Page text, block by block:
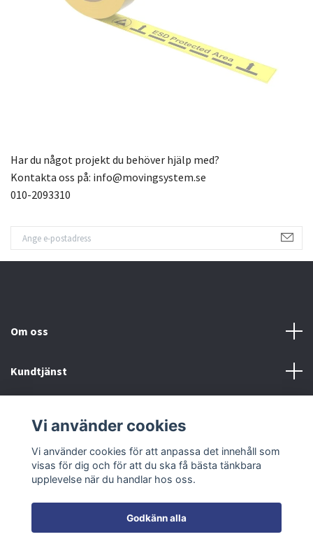
Har du något projekt du behöver hjälp med?
Kontakta oss på: info@movingsystem.se
010-2093310
Om oss
Kundtjänst
Sociala medier
Vi använder cookies
Vi använder cookies för att anpassa det innehåll som
visas för dig och för att du ska få bästa tänkbara
upplevelse när du handlar hos oss.
Godkänn alla